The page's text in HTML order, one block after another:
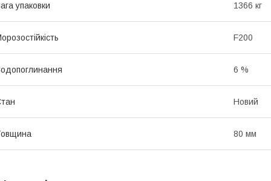
упаковки 1366 кг
F200
6 %
Новий
80 мм